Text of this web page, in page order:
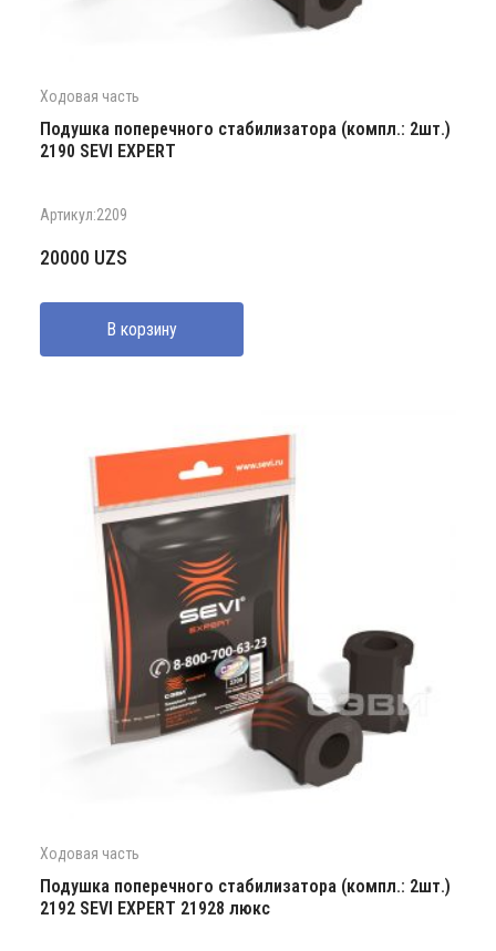
Ходовая часть
Подушка поперечного стабилизатора (компл.: 2шт.)
2190 SEVI EXPERT
Артикул:2209
20000 UZS
В корзину
Ходовая часть
Подушка поперечного стабилизатора (компл.: 2шт.)
2192 SEVI EXPERT 21928 люкс